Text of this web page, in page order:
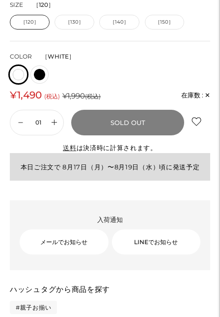
COLOR ［WHITE］
SIZE ［120］
［120］ ［130］ ［140］ ［150］
¥1,490 (税込) ¥1,990(税込)通
常
格
在庫数 : ✕
SOLD OUT
送料は決済時に計算されます。
本日ご注文で 8月17日（月）〜8月19日（水）頃に発送予定
入荷通知
メールでお知らせ LINEでお知らせ
ー
ト
ハッシュタグから商品を探す
#親子お揃い